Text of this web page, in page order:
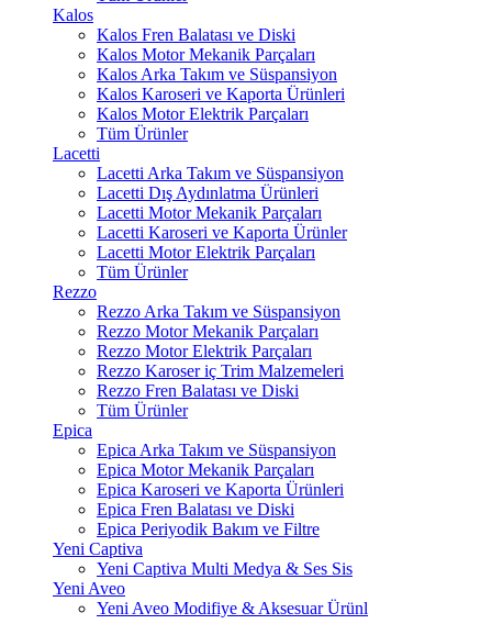
Kalos
Kalos Fren Balatası ve Diski
Kalos Motor Mekanik Parçaları
Kalos Arka Takım ve Süspansiyon
Kalos Karoseri ve Kaporta Ürünleri
Kalos Motor Elektrik Parçaları
Tüm Ürünler
Lacetti
Lacetti Arka Takım ve Süspansiyon
Lacetti Dış Aydınlatma Ürünleri
Lacetti Motor Mekanik Parçaları
Lacetti Karoseri ve Kaporta Ürünler
Lacetti Motor Elektrik Parçaları
Tüm Ürünler
Rezzo
Rezzo Arka Takım ve Süspansiyon
Rezzo Motor Mekanik Parçaları
Rezzo Motor Elektrik Parçaları
Rezzo Karoser iç Trim Malzemeleri
Rezzo Fren Balatası ve Diski
Tüm Ürünler
Epica
Epica Arka Takım ve Süspansiyon
Epica Motor Mekanik Parçaları
Epica Karoseri ve Kaporta Ürünleri
Epica Fren Balatası ve Diski
Epica Periyodik Bakım ve Filtre
Yeni Captiva
Yeni Captiva Multi Medya & Ses Sis
Yeni Aveo
Yeni Aveo Modifiye & Aksesuar Ürünl